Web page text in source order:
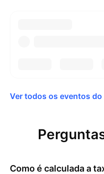
Ver todos os eventos do
Como é calculada a